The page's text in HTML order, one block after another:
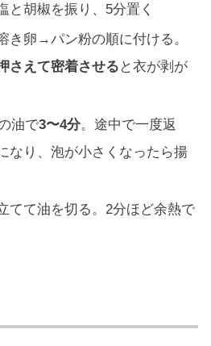
と胡椒を振り、5分置く
き卵→パン粉の順に付ける。
さえて密着させる と衣が剥が
油で3〜4分。途中で一度返
なり、泡が小さくなったら揚
てて油を切る。2分ほど余熱で